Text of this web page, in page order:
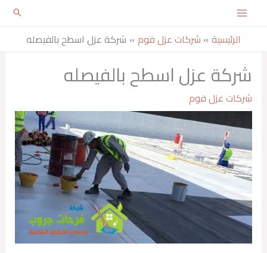
تخطي
المحتوىالرئيسية شركات عزل فوم شركة عزل اسطح بالفيصله
شركة عزل اسطح بالفيصله
شركات عزل فوم